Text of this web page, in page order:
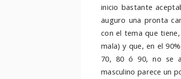
inicio bastante
auguro una pronta
con el tema que
mala) y que, en el
70, 80 ó 90, no se
masculino parece un